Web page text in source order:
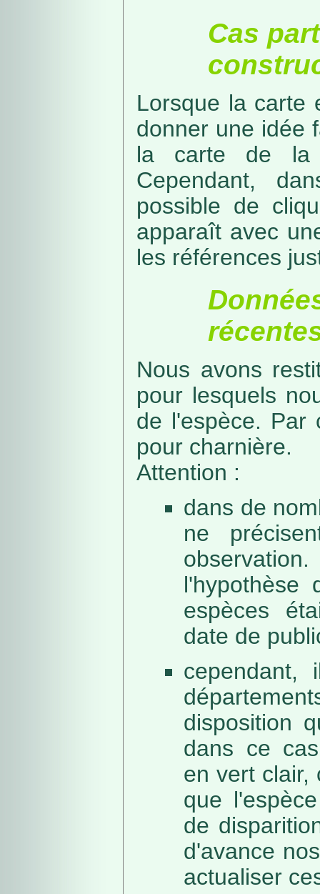
Cas
Lorsque la carte
donner une idée
la carte de la
Cependant,
possible de
apparaît avec
les références
Nous avons
pour lesquels
de l'espèce. Par
pour charnière.
Attention :
dans de
ne
l'hypothèse
espèces
date de
cependant,
disposition
dans ce
en vert clair,
que
de
d'avance
actualiser